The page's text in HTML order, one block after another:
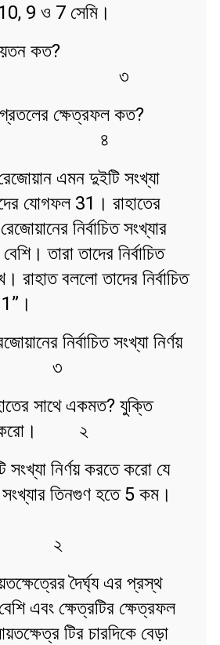
9 ও 7 সেমি।
আয়তন কত?
ক্ষেত্রফল কত?
এমন দুইটি সংখ্যা
যোগফল 31। রাহাতের
নির্বাচিত সংখ্যার
তারা তাদের নির্বাচিত
রাহাত বললো তাদের নির্বাচিত
নির্বাচিত সংখ্যা নির্ণয়
৩
সাথে একমত? যুক্তি
করো। ২
নির্ণয় করতে করো যে
সংখ্যার তিনগুণ হতে 5 কম।
দৈর্ঘ্য এর প্রস্থ
এবং ক্ষেত্রটির ক্ষেত্রফল
টির চারদিকে বেড়া